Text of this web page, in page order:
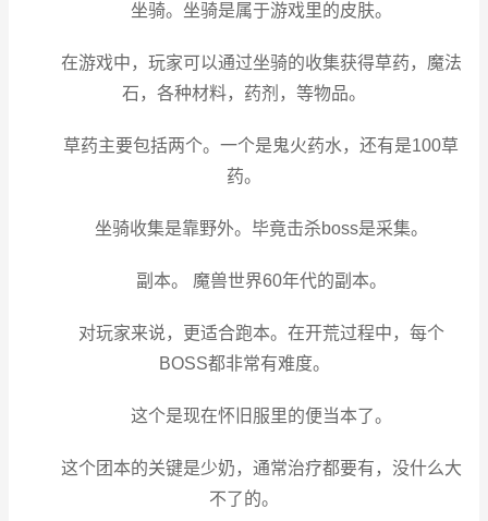
坐骑。坐骑是属于游戏里的皮肤。
在游戏中，玩家可以通过坐骑的收集获得草药，魔法
石，各种材料，药剂，等物品。
草药主要包括两个。一个是鬼火药水，还有是100草
药。
坐骑收集是靠野外。毕竟击杀boss是采集。
副本。 魔兽世界60年代的副本。
对玩家来说，更适合跑本。在开荒过程中，每个
BOSS都非常有难度。
这个是现在怀旧服里的便当本了。
这个团本的关键是少奶，通常治疗都要有，没什么大
不了的。